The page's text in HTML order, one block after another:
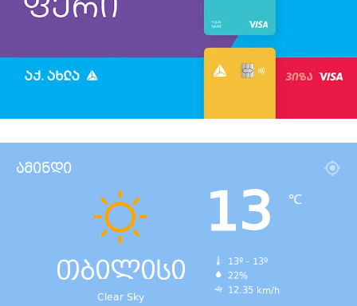
ამინდი
თბილისი
Clear Sky
13 ℃
13º - 13º
22%
12.35 km/h